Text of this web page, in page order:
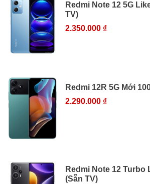
Redmi Note 12 5G
TV)
2.350.000 ₫
Redmi 12R 5G Mới
2.290.000 ₫
Redmi Note 12 Turbo
(Sẵn TV)